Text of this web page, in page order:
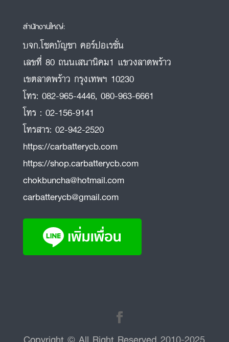
สำนักงานใหญ่:
บจก.โชคบัญชา คอร์ปอเรชั่น
เลขที่ 80 ถนนเสนานิคม1 แขวงลาดพร้าว
เขตลาดพร้าว กรุงเทพฯ 10230
โทร: 082-965-4446, 080-963-6661
โทร : 02-156-9141
โทรสาร: 02-942-2520
https://carbatterycb.com
https://shop.carbatterycb.com
chokbuncha@hotmail.com
carbatterycb@gmail.com